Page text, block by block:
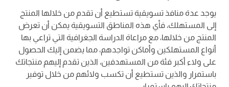
يوجد عدة منافذ تسويقية تستطيع أن تقدم من خلالها المنتج
إلى المستهلك، فأي هذه المناطق التسويقية يمكن أن تعرض
المنتج من خلالها، مع مراعاة الدراسة الجغرافية التي تراعي بها
أنواع المستهلكين وأماكن تواجدهم، مما يضمن إليك الحصول
على ولاء أكبر فئة من المستهدفين، الذين تقدم إليهم منتجاتك
باستمرار والذين تستطيع أن تكسب ولائهم من خلال توفير